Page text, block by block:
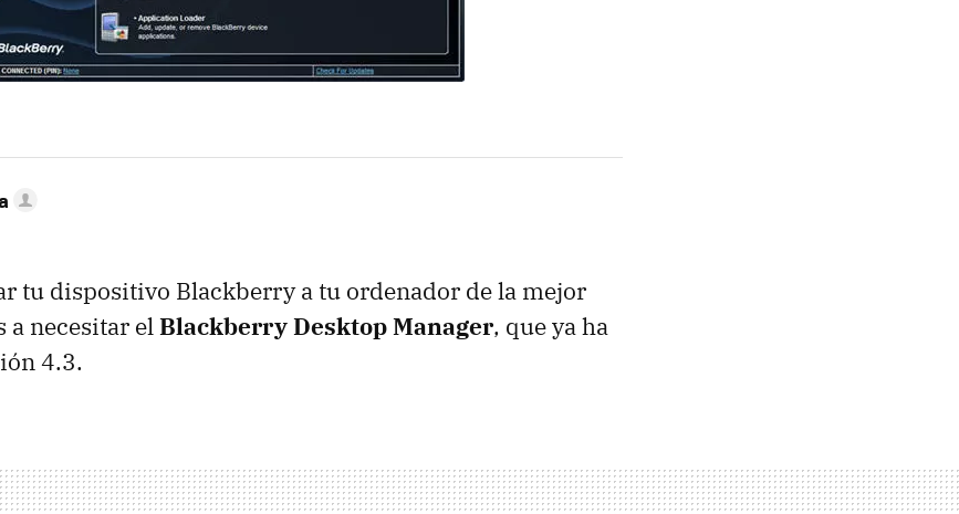
tu dispositivo Blackberry a tu ordenador de la mejor
a necesitar elBlackberry Desktop Manager, que ya ha
4.3.